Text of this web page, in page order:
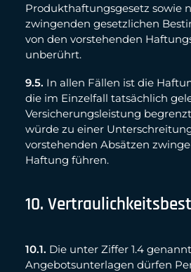
Produkthaftungsgesetz sowie
zwingenden gesetzlichen
von den vorstehenden
unberührt.
9.5. In allen Fällen ist die
die im Einzelfall tatsächlich
Versicherungsleistung
würde zu einer
vorstehenden Absätzen
Haftung führen.
10.
10.1. Die unter Ziffer 1.4
Angebotsunterlagen dürfen